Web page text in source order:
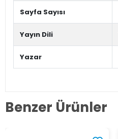
Sayfa Sayısı
Yayın Dili
Yazar
Benzer Ürünler